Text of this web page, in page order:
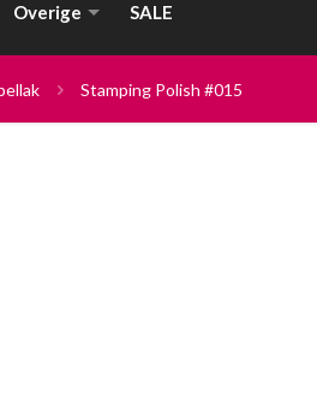
Overige SALE
Stamping Polish #015